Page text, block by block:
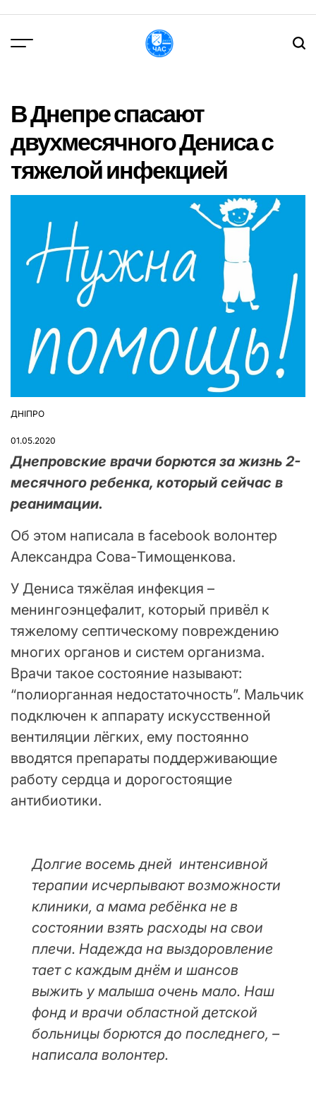
вмісту
В Днепре спасают
двухмесячного Дениса с
тяжелой инфекцией
ОПУБЛІКУВАТИ
ДНІПРО
01.05.2020
Днепровские врачи борются за жизнь 2-
месячного ребенка, который сейчас в
реанимации.
Об этом написала в facebook волонтер
Александра Сова-Тимощенкова.
У Дениса тяжёлая инфекция –
менингоэнцефалит, который привёл к
тяжелому септическому повреждению
многих органов и систем организма.
Врачи такое состояние называют:
“полиорганная недостаточность”. Мальчик
подключен к аппарату искусственной
вентиляции лёгких, ему постоянно
вводятся препараты поддерживающие
работу сердца и дорогостоящие
антибиотики.
Долгие восемь дней интенсивной
терапии исчерпывают возможности
клиники, а мама ребёнка не в
состоянии взять расходы на свои
плечи. Надежда на выздоровление
тает с каждым днём и шансов
выжить у малыша очень мало. Наш
фонд и врачи областной детской
больницы борются до последнего, –
написала волонтер.